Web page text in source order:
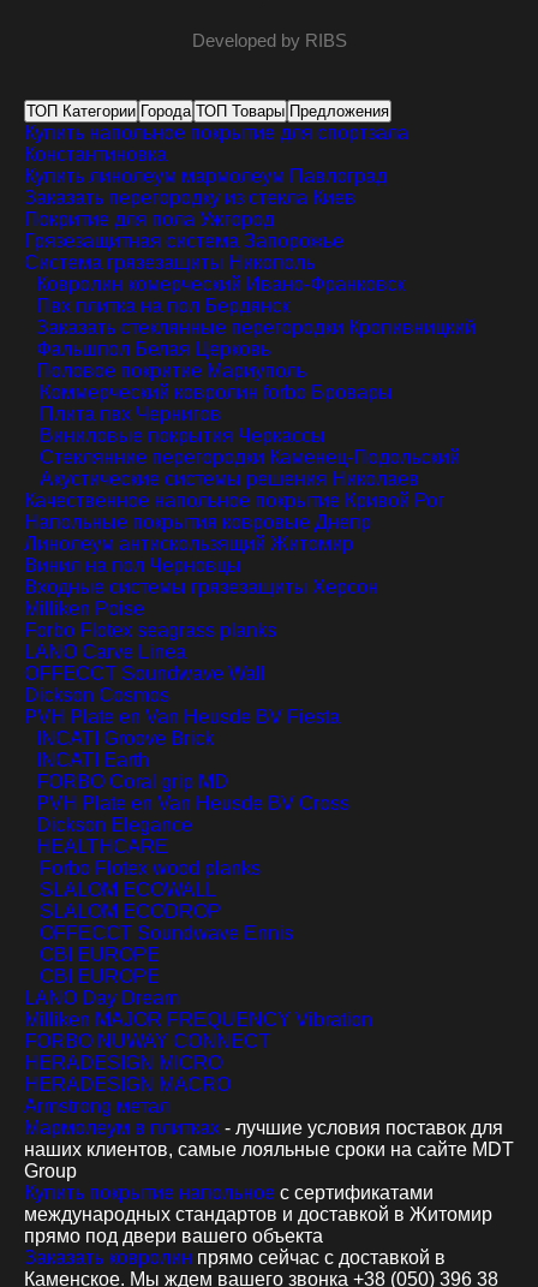
Developed by RIBS
ТОП Категории Города ТОП Товары Предложения
Купить напольное покрытие для спортзала
Константиновка
Купить линолеум мармолеум Павлоград
Заказать перегородку из стекла Киев
Покритие для пола Ужгород
Грязезащитная система Запорожье
Система грязезащиты Никополь
Ковролин комерческий Ивано-Франковск
Пвх плитка на пол Бердянск
Заказать стеклянные перегородки Кропивницкий
Фальшпол Белая Церковь
Половое покритие Мариуполь
Коммерческий ковролин forbo Бровары
Плита пвх Чернигов
Виниловые покрытия Черкассы
Стеклянние перегородки Каменец-Подольский
Акустические системы решения Николаев
Качественное напольное покрытие Кривой Рог
Напольные покрытия ковровые Днепр
Линолеум антискользящий Житомир
Винил на пол Черновцы
Входные системы грязезащиты Херсон
Milliken Poise
Forbo Flotex seagrass planks
LANO Carve Linea
OFFECCT Soundwave Wall
Dickson Cosmos
PVH Plate en Van Heusde BV Fiesta
INCATI Groove Brick
INCATI Earth
FORBO Coral grip MD
PVH Plate en Van Heusde BV Cross
Dickson Elegance
HEALTHCARE
Forbo Flotex wood planks
SLALOM ECOWALL
SLALOM ECODROP
OFFECCT Soundwave Ennis
CBI EUROPE
CBI EUROPE
LANO Day Dream
Milliken MAJOR FREQUENCY Vibration
FORBO NUWAY CONNECT
HERADESIGN MICRO
HERADESIGN MACRO
Armstrong метал
Мармолеум в плитках - лучшие условия поставок для
наших клиентов, самые лояльные сроки на сайте MDT
Group
Купить покрытие напольное с сертификатами
международных стандартов и доставкой в Житомир
прямо под двери вашего объекта
Заказать ковролин прямо сейчас с доставкой в
Каменское. Мы ждем вашего звонка +38 (050) 396 38